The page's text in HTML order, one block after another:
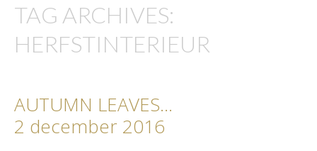
CONTENT
TAG ARCHIVES:
HERFSTINTERIEUR
AUTUMN LEAVES…
2 december 2016